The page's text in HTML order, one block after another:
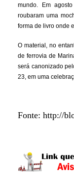
mundo. Em
roubaram uma
forma de livro onde
O material, no
de ferrovia de
será canonizado
23, em uma
Fonte: http://